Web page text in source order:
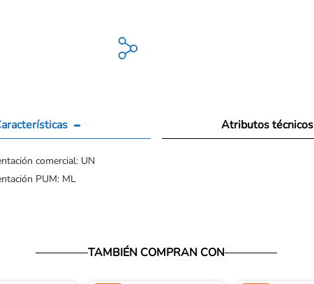
Atributos técnicos
comercial: UN
PUM: ML
TAMBIÉN COMPRAN CON